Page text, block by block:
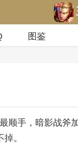
图鉴
顺手，暗影战
。